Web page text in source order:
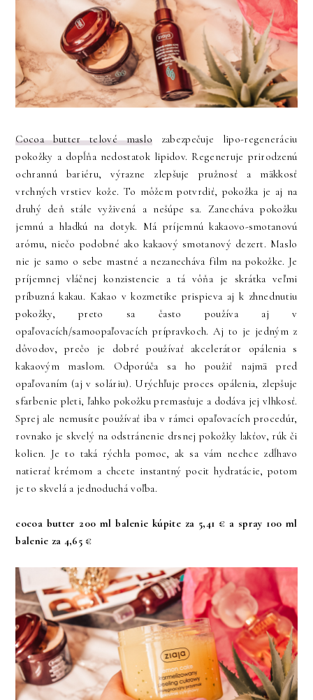
Cocoa butter telové maslo zabezpečuje lipo-regeneráciu
pokožky a dopĺňa nedostatok lipidov. Regeneruje prirodzenú
ochrannú bariéru, výrazne zlepšuje pružnosť a mäkkosť
vrchných vrstiev kože. To môžem potvrdiť, pokožka je aj na
druhý deň stále vyživená a nešúpe sa. Zanecháva pokožku
jemnú a hladkú na dotyk. Má príjemnú kakaovo-smotanovú
arómu, niečo podobné ako kakaový smotanový dezert. Maslo
nie je samo o sebe mastné a nezanecháva film na pokožke. Je
príjemnej vláčnej konzistencie a tá vôňa je skrátka veľmi
príbuzná kakau. Kakao v kozmetike prispieva aj k zhnednutiu
pokožky, preto sa často používa aj v
opaľovacích/samoopaľovacích prípravkoch. Aj to je jedným z
dôvodov, prečo je dobré používať akcelerátor opálenia s
kakaovým maslom. Odporúča sa ho použiť najmä pred
opaľovaním (aj v soláriu). Urýchľuje proces opálenia, zlepšuje
sfarbenie pleti, ľahko pokožku premasťuje a dodáva jej vlhkosť.
Sprej ale nemusíte používať iba v rámci opaľovacích procedúr,
rovnako je skvelý na odstránenie drsnej pokožky lakťov, rúk či
kolien. Je to taká rýchla pomoc, ak sa vám nechce zdĺhavo
natierať krémom a chcete instantný pocit hydratácie, potom
je to skvelá a jednoduchá voľba.
cocoa butter 200 ml balenie kúpite za 5,41 € a spray 100 ml
balenie za 4,65 €